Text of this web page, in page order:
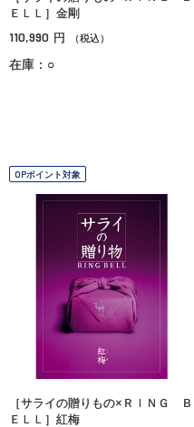
ＥＬＬ］金剛
110,990 円 （税込）
在庫：○
OPポイント対象
［サライの贈りもの×ＲＩＮＧ Ｂ
ＥＬＬ］紅梅